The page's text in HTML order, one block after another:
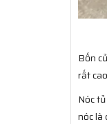
Bốn
rất
Nóc
nóc là